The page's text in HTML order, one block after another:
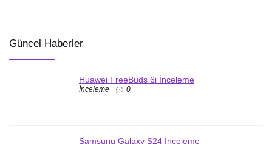
Güncel Haberler
Huawei FreeBuds 6i İnceleme
İnceleme 0
Samsung Galaxy S24 İnceleme